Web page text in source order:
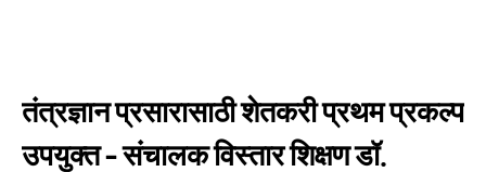
तंत्रज्ञान प्रसारासाठी शेतकरी प्रथम प्रकल्प
उपयुक्त - संचालक विस्तार शिक्षण डॉ.